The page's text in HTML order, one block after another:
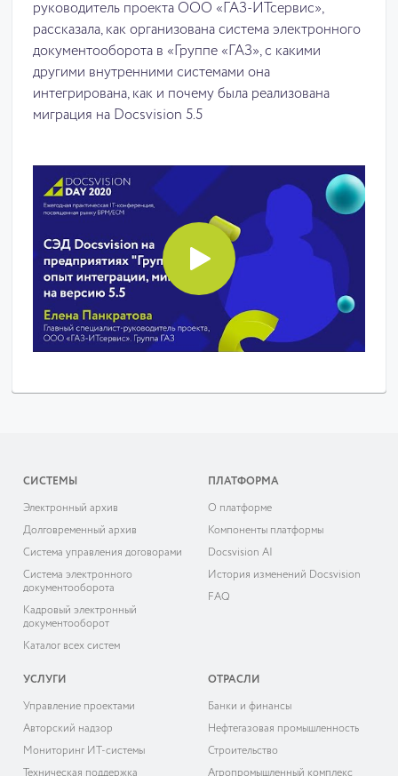
руководитель проекта ООО «ГАЗ-ИТсервис»,
рассказала, как организована система электронного
документооборота в «Группе «ГАЗ», с какими
другими внутренними системами она
интегрирована, как и почему была реализована
миграция на Docsvision 5.5
СИСТЕМЫ
Электронный архив
Долговременный архив
Система управления договорами
Система электронного
документооборота
Кадровый электронный
документооборот
Каталог всех систем
ПЛАТФОРМА
О платформе
Компоненты платформы
Docsvision AI
История изменений Docsvision
FAQ
УСЛУГИ
Управление проектами
Авторский надзор
Мониторинг ИТ-системы
Техническая поддержка
ОТРАСЛИ
Банки и финансы
Нефтегазовая промышленность
Строительство
Агропромышленный комплекс